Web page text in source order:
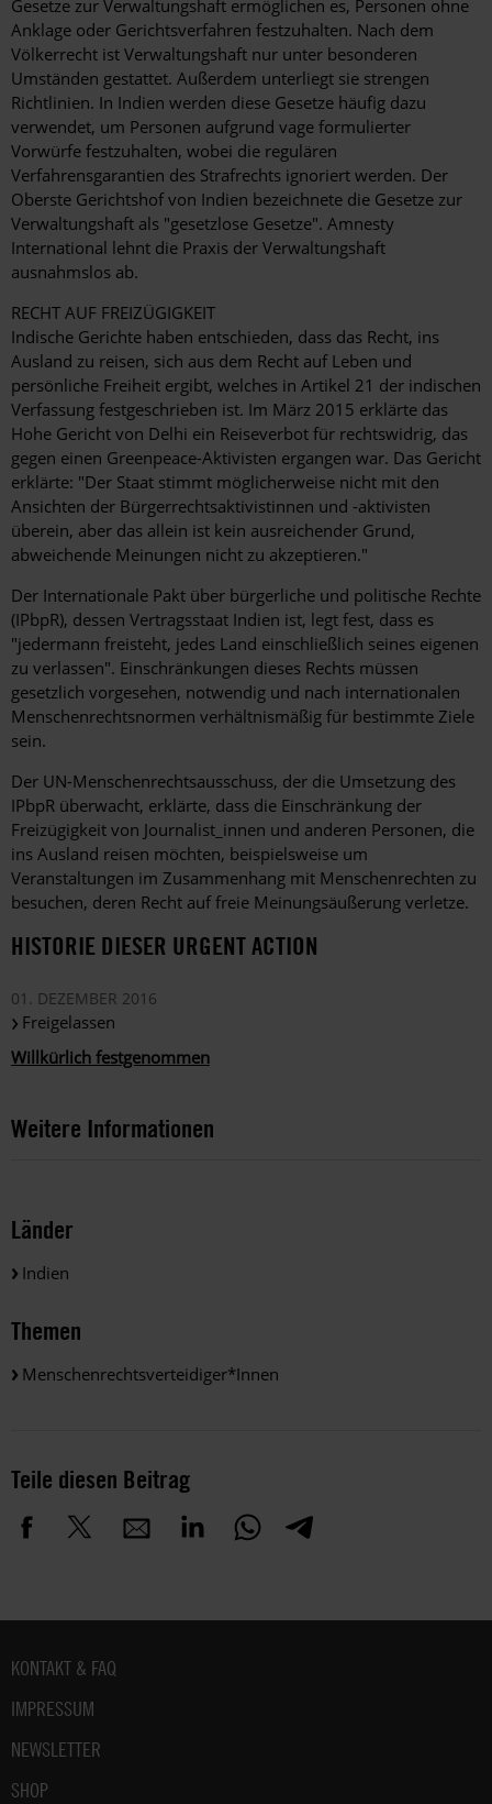
Gesetze zur Verwaltungshaft ermöglichen es, Personen ohne
Anklage oder Gerichtsverfahren festzuhalten. Nach dem
Völkerrecht ist Verwaltungshaft nur unter besonderen
Umständen gestattet. Außerdem unterliegt sie strengen
Richtlinien. In Indien werden diese Gesetze häufig dazu
verwendet, um Personen aufgrund vage formulierter
Vorwürfe festzuhalten, wobei die regulären
Verfahrensgarantien des Strafrechts ignoriert werden. Der
Oberste Gerichtshof von Indien bezeichnete die Gesetze zur
Verwaltungshaft als "gesetzlose Gesetze". Amnesty
International lehnt die Praxis der Verwaltungshaft
ausnahmslos ab.
RECHT AUF FREIZÜGIGKEIT
Indische Gerichte haben entschieden, dass das Recht, ins
Ausland zu reisen, sich aus dem Recht auf Leben und
persönliche Freiheit ergibt, welches in Artikel 21 der indischen
Verfassung festgeschrieben ist. Im März 2015 erklärte das
Hohe Gericht von Delhi ein Reiseverbot für rechtswidrig, das
gegen einen Greenpeace-Aktivisten ergangen war. Das Gericht
erklärte: "Der Staat stimmt möglicherweise nicht mit den
Ansichten der Bürgerrechtsaktivistinnen und -aktivisten
überein, aber das allein ist kein ausreichender Grund,
abweichende Meinungen nicht zu akzeptieren."
Der Internationale Pakt über bürgerliche und politische Rechte
(IPbpR), dessen Vertragsstaat Indien ist, legt fest, dass es
"jedermann freisteht, jedes Land einschließlich seines eigenen
zu verlassen". Einschränkungen dieses Rechts müssen
gesetzlich vorgesehen, notwendig und nach internationalen
Menschenrechtsnormen verhältnismäßig für bestimmte Ziele
sein.
Der UN-Menschenrechtsausschuss, der die Umsetzung des
IPbpR überwacht, erklärte, dass die Einschränkung der
Freizügigkeit von Journalist_innen und anderen Personen, die
ins Ausland reisen möchten, beispielsweise um
Veranstaltungen im Zusammenhang mit Menschenrechten zu
besuchen, deren Recht auf freie Meinungsäußerung verletze.
HISTORIE DIESER URGENT ACTION
01. DEZEMBER 2016
Freigelassen
Willkürlich festgenommen
Weitere Informationen
Länder
Indien
Themen
Menschenrechtsverteidiger*innen
Teile diesen Beitrag
Fußbereich
KONTAKT & FAQ
IMPRESSUM
NEWSLETTER
SHOP